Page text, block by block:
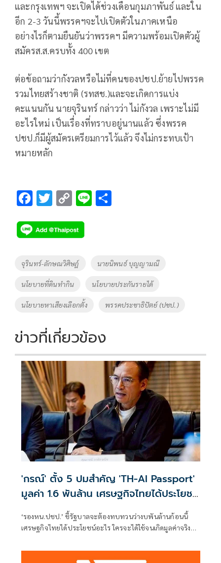
และกรุงเทพฯ จะเปิดได้ช่วงเดือนกุมภาพันธ์ และใน
อีก 2-3 วันนี้พรรคฯจะไปเปิดตัวในภาคเหนือ
อย่างไรก็ตามยืนยันว่าพรรคฯ มีความพร้อมเปิดตัวผู้
สมัครส.ส.ครบทั้ง 400 เขต
ต่อข้อถามว่ากังวลหรือไม่ที่คนของปชป.ย้ายไปพรรค
รวมไทยสร้างชาติ (รทสช.)และจะเกิดการแบ่ง
คะแนนกัน นายจุรินทร์ กล่าวว่า ไม่กังวล เพราะไม่มี
อะไรใหม่ เป็นเรื่องที่ทราบอยู่นานแล้ว ซึ่งพรรค
ปชป.ก็มีผู้สมัครเตรียมการไว้แล้ว จึงไม่กระทบเป้า
หมายหลัก
F
e
b
o
k
T
tt
er
C
p
y
Li
k
Li
Tags
จุรินทร์-ลักษณวิศิษฎ์ นายนิพนธ์ บุญญามณี
นโยบายที่ดินทำกิน นโยบายประกันรายได้
นโยบายหาเสียงเลือกตั้ง พรรคประชาธิปัตย์ (ปชป.)
ข่าวที่เกี่ยวข้อง
'กรณ์' ตั้ง 5 ปมสำคัญ 'TH-AI Passport'
มูลค่า 1.6 พันล้าน เศรษฐกิจไทยได้ประโยชน์
‘รองหน.ปชป.’ ชี้รัฐบาลจะต้องทบทวนว่างบพันล้านก้อนนี้
เศรษฐกิจไทยได้ประโยชน์อะไร ใครจะได้ใช้จนเกิดมูลค่าจริง
ใช้ไม่หมดก็ต้องทิ้งไปกับการปักเสาเข็มสร้างโครงสร้างพื้นฐาน